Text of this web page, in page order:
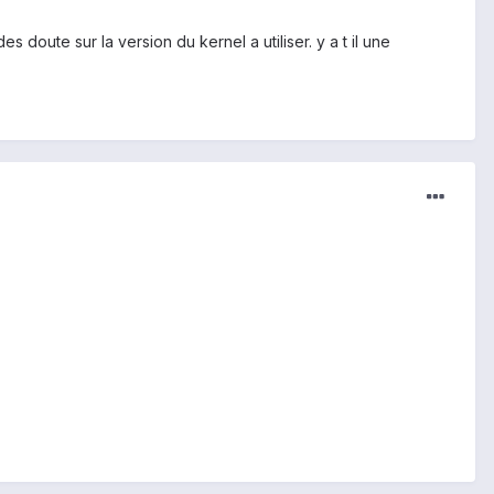
doute sur la version du kernel a utiliser. y a t il une